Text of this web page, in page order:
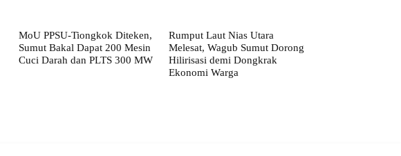
MoU PPSU-Tiongkok Diteken,
Sumut Bakal Dapat 200 Mesin
Cuci Darah dan PLTS 300 MW
Rumput Laut Nias Utara
Melesat, Wagub Sumut Dorong
Hilirisasi demi Dongkrak
Ekonomi Warga